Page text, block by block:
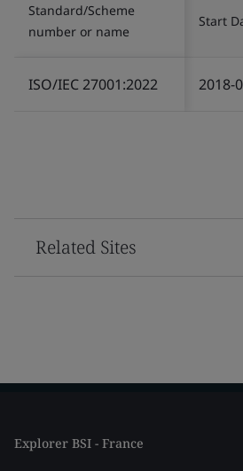
Standard/Scheme
number or name
Start
ISO/IEC 27001:2022 2018-
Related Sites
Explorer BSI - France